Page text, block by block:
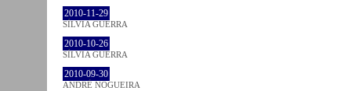
2010-11-29
SÍLVIA GUERRA
2010-10-26
SÍLVIA GUERRA
2010-09-30
ANDRÉ NOGUEIRA